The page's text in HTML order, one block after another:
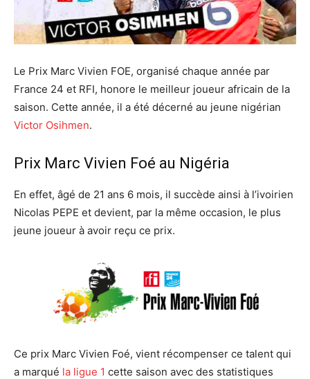
Le Prix Marc Vivien FOE, organisé chaque année par
France 24 et RFI, honore le meilleur joueur africain de la
saison. Cette année, il a été décerné au jeune nigérian
Victor Osihmen.
Prix Marc Vivien Foé au Nigéria
En effet, âgé de 21 ans 6 mois, il succède ainsi à l’ivoirien
Nicolas PEPE et devient, par la même occasion, le plus
jeune joueur à avoir reçu ce prix.
Ce prix Marc Vivien Foé, vient récompenser ce talent qui
a marqué la ligue 1 cette saison avec des statistiques